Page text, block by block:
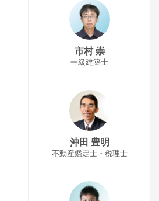
市村 崇
一級建築士
沖田 豊明
不動産鑑定士・税理士